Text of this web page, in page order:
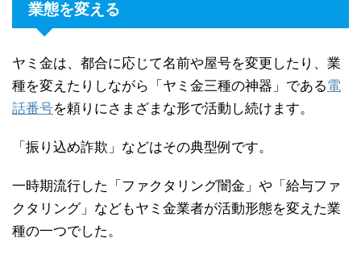
業態を変える
ヤミ金は、都合に応じて名前や屋号を変更したり、業
種を変えたりしながら「ヤミ金三種の神器」である電
話番号を頼りにさまざまな形で活動し続けます。
「振り込め詐欺」などはその典型例です。
一時期流行した「ファクタリング闇金」や「給与ファ
クタリング」などもヤミ金業者が活動形態を変えた業
種の一つでした。